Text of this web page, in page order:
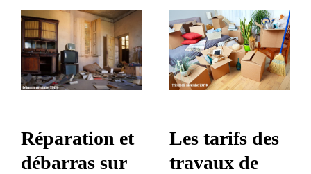
Réparation et
débarras sur
Les tarifs des
travaux de